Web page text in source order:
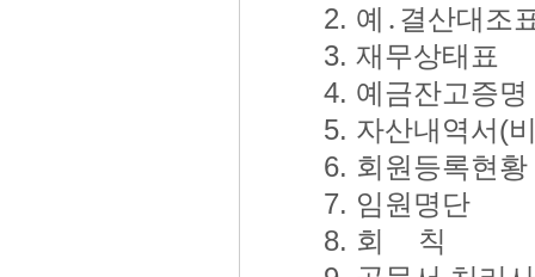
2. 예․결산대조
3. 재무상태표
4. 예금잔고증명
5. 자산내역서(
6. 회원등록현황
7. 임원명단
8. 회 칙